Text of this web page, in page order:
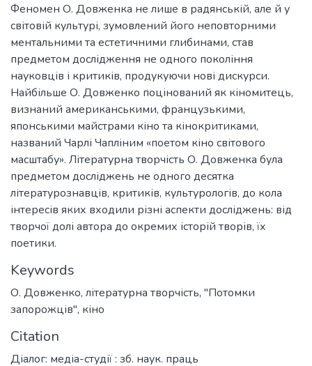
Феномен О. Довженка не лише в радянській, але й у
світовій культурі, зумовлений його неповторними
ментальними та естетичними глибинами, став
предметом дослідження не одного покоління
науковців і критиків, продукуючи нові дискурси.
Найбільше О. Довженко поцінований як кіномитець,
визнаний американськими, французькими,
японськими майстрами кіно та кінокритиками,
названий Чарлі Чапліним «поетом кіно світового
масштабу». Літературна творчість О. Довженка була
предметом досліджень не одного десятка
літературознавців, критиків, культурологів, до кола
інтересів яких входили різні аспекти досліджень: від
творчої долі автора до окремих історій творів, їх
поетики.
Keywords
О. Довженко, літературна творчість, "Потомки
запорожців", кіно
Citation
Діалог: медіа-студії : зб. наук. праць